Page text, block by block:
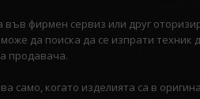
фирмен сервиз или друг
да поиска да се изпрати техник
продавача.
само, когато изделията са в